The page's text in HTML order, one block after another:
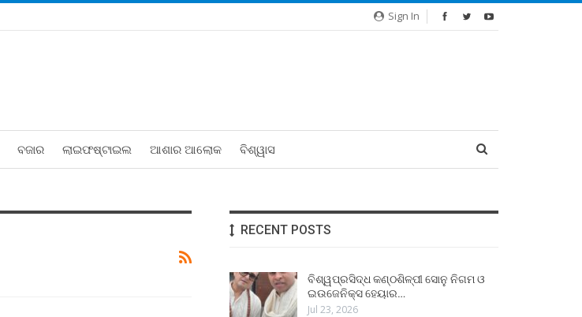
Sign In
ବଜାର ଲାଇଫଷ୍ଟାଇଲ ଆଶାର ଆଲୋକ ବିଶ୍ୱାସ
RECENT POSTS
ବିଶ୍ୱପ୍ରସିଦ୍ଧ କଣ୍ଠଶିଳ୍ପୀ ସୋନୁ ନିଗମ ଓ
ଇଉଜେନିକ୍ସ ହେୟାର…
Jul 23, 2026